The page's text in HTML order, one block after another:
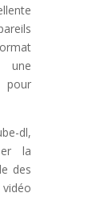
une
pour
dl,
la
des